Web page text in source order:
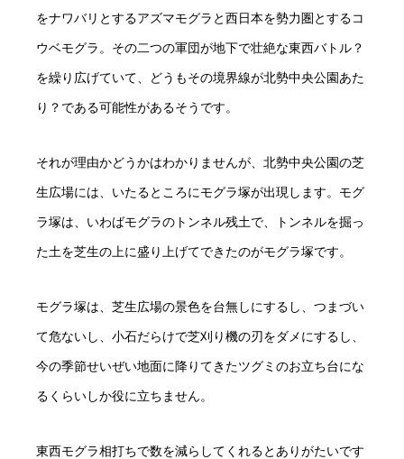
をナワバリとするアズマモグラと西日本を勢力圏とするコ
ウベモグラ。その二つの軍団が地下で壮絶な東西バトル？
を繰り広げていて、どうもその境界線が北勢中央公園あた
り？である可能性があるそうです。
それが理由かどうかはわかりませんが、北勢中央公園の芝
生広場には、いたるところにモグラ塚が出現します。モグ
ラ塚は、いわばモグラのトンネル残土で、トンネルを掘っ
た土を芝生の上に盛り上げてできたのがモグラ塚です。
モグラ塚は、芝生広場の景色を台無しにするし、つまづい
て危ないし、小石だらけで芝刈り機の刃をダメにするし、
今の季節せいぜい地面に降りてきたツグミのお立ち台にな
るくらいしか役に立ちません。
東西モグラ相打ちで数を減らしてくれるとありがたいです